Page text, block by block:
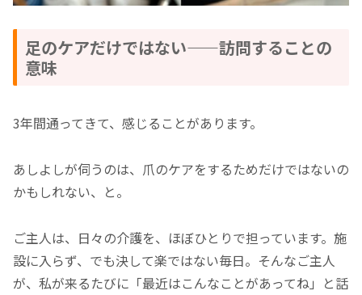
足のケアだけではない——訪問することの
意味
3年間通ってきて、感じることがあります。
あしよしが伺うのは、爪のケアをするためだけではないの
かもしれない、と。
ご主人は、日々の介護を、ほぼひとりで担っています。施
設に入らず、でも決して楽ではない毎日。そんなご主人
が、私が来るたびに「最近はこんなことがあってね」と話